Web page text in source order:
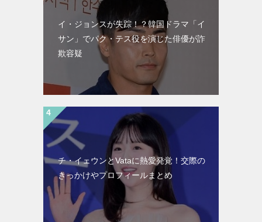
イ・ジョンスが失踪！？韓国ドラマ「イ
サン」でパク・テス役を演じた俳優が詐
欺容疑
チ・イェウンとVataに熱愛発覚！交際の
きっかけやプロフィールまとめ